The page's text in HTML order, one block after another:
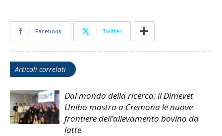
Facebook Twitter
Articoli correlati
Dal mondo della ricerca: il Dimevet
Unibo mostra a Cremona le nuove
frontiere dell’allevamento bovino da
latte